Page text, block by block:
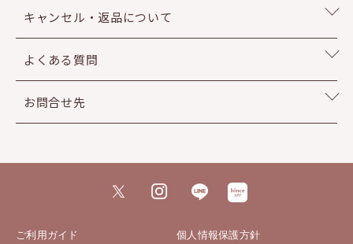
キャンセル・返品について
よくある質問
お問合せ先
ご利用ガイド 個人情報保護方針